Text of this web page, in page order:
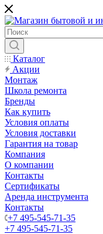
Каталог
Акции
Монтаж
Школа ремонта
Бренды
Как купить
Условия оплаты
Условия доставки
Гарантия на товар
Компания
О компании
Контакты
Сертификаты
Аренда инструмента
Контакты
+7 495-545-71-35
+7 495-545-71-35